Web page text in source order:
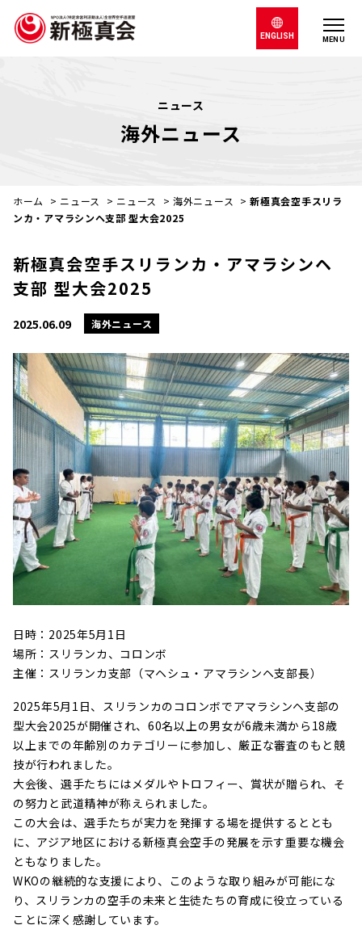
MENU
ENGLISH
ニュース
海外ニュース
ホーム > ニュース > ニュース >海外ニュース >新極真会空手スリラ
ンカ・アマラシンヘ支部 型大会2025
新極真会空手スリランカ・アマラシンヘ
支部 型大会2025
2025.06.09 海外ニュース
日時：2025年5月1日
場所：スリランカ、コロンボ
主催：スリランカ支部（マヘシュ・アマラシンヘ支部長）
2025年5月1日、スリランカのコロンボでアマラシンヘ支部の
型大会2025が開催され、60名以上の男女が6歳未満から18歳
以上までの年齢別のカテゴリーに参加し、厳正な審査のもと競
技が行われました。
大会後、選手たちにはメダルやトロフィー、賞状が贈られ、そ
の努力と武道精神が称えられました。
この大会は、選手たちが実力を発揮する場を提供するととも
に、アジア地区における新極真会空手の発展を示す重要な機会
ともなりました。
WKOの継続的な支援により、このような取り組みが可能にな
り、スリランカの空手の未来と生徒たちの育成に役立っている
ことに深く感謝しています。